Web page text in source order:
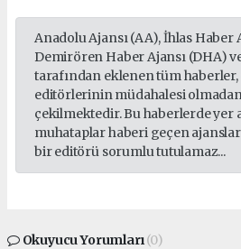
Anadolu Ajansı (AA), İhlas Haber
Demirören Haber Ajansı (DHA)
tarafından eklenen tüm
editörlerinin müdahalesi
çekilmektedir. Bu haberlerde yer
muhataplar haberi geçen
bir editörü sorumlu tutulamaz...
Okuyucu Yorumları(0)